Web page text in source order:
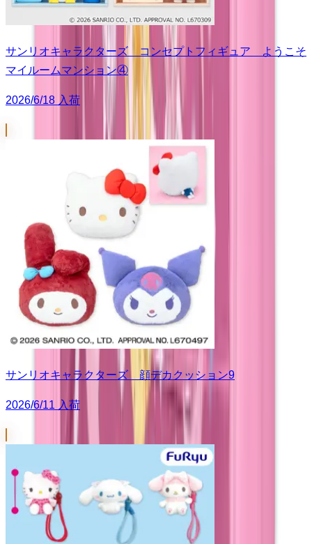
サンリオキャラクターズ コンセプトフィギュア ようこそ
マイルームマンション④
2026/6/18 入荷
サンリオキャラクターズ 顔デカクッション9
2026/6/11 入荷